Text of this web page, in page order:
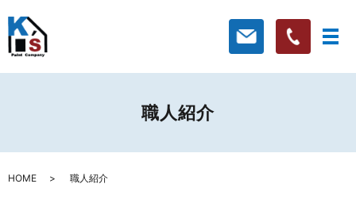
職人紹介
HOME 職人紹介